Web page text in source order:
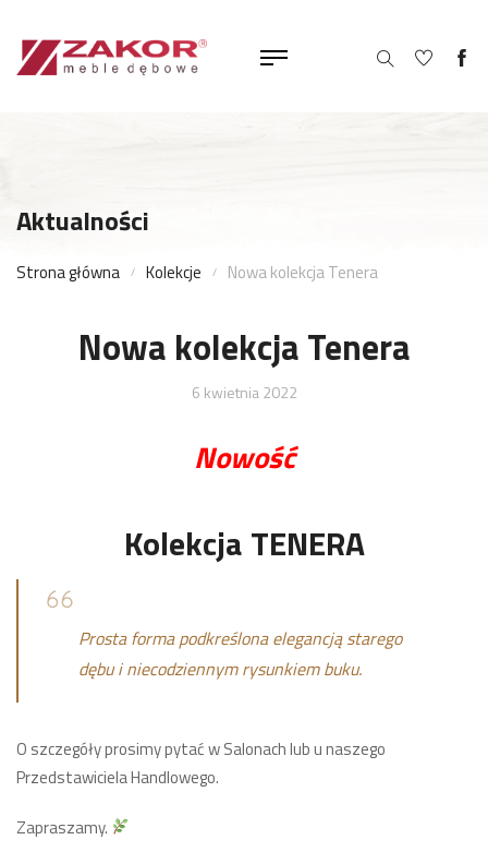
Aktualności
Strona główna Kolekcje Nowa kolekcja Tenera
Nowa kolekcja Tenera
6 kwietnia 2022
Nowość
KolekcjaTENERA
Prosta forma podkreślona elegancją starego
dębu i niecodziennym rysunkiem buku.
O szczegóły prosimy pytać w Salonach lub u naszego
Przedstawiciela Handlowego.
Zapraszamy.